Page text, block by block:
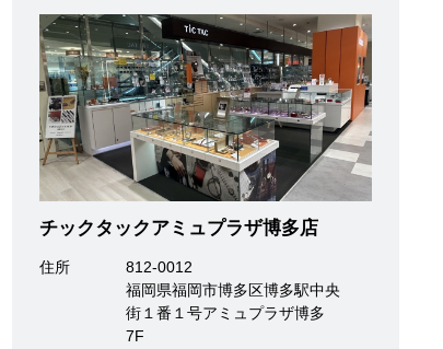
チックタックアミュプラザ博多店
住所
812-0012
福岡県福岡市博多区博多駅中央
街１番１号アミュプラザ博多
7F